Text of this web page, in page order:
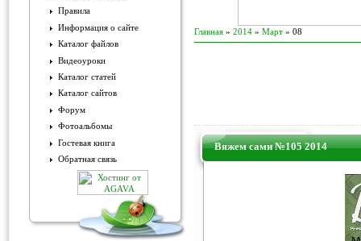
Правила
Информация о сайте
Каталог файлов
Видеоуроки
Каталог статей
Каталог сайтов
Форум
Фотоальбомы
Гостевая книга
Обратная связь
Главная » 2014 » Март » 08
Вяжем сами №105 2014